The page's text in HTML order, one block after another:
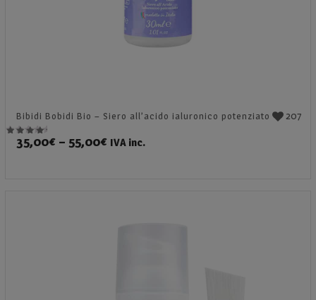
207
Bibidi Bobidi Bio – Siero all’acido ialuronico potenziato
Valutato
4.92su 5
35,00€ – 55,00€ IVA inc.